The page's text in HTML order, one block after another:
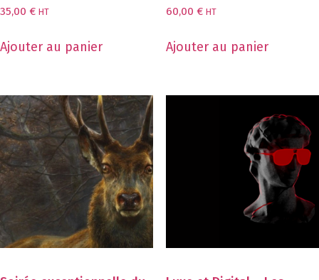
35,00 € HT
Ajouter au panier
60,00 € HT
Ajouter au panier